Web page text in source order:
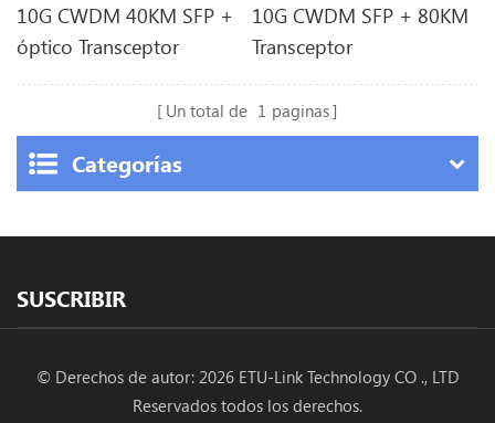
10G CWDM 40KM SFP +
óptico Transceptor
10G CWDM SFP + 80KM
Transceptor
Un total de 1 paginas
Categorías
SUSCRIBIR
© Derechos de autor: 2026 ETU-Link Technology CO ., LTD
Reservados todos los derechos.